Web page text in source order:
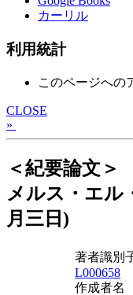
カーリル
利用統計
このページへの
CLOSE
»
＜紀要論文＞
メルス・エル
月三日)
著者識別
L000658
作成者名